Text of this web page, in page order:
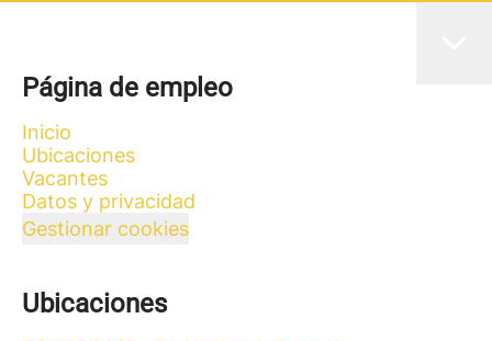
Página de empleo
Inicio
Ubicaciones
Vacantes
Datos y privacidad
Gestionar cookies
Ubicaciones